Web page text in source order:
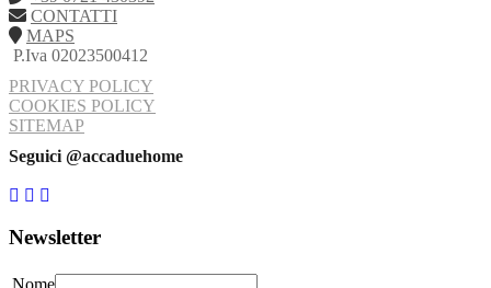
CONTATTI
MAPS
P.Iva 02023500412
PRIVACY POLICY
COOKIES POLICY
SITEMAP
Seguici @accaduehome
Newsletter